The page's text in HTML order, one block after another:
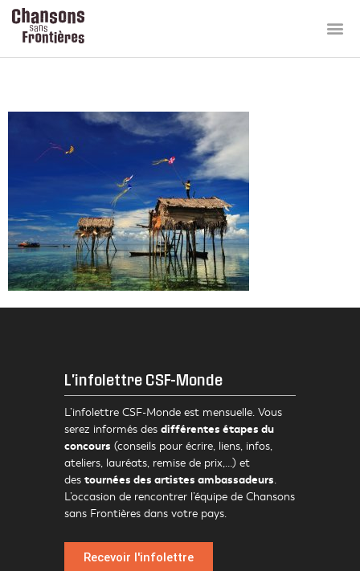
L'infolettre CSF-Monde
L’infolettre CSF-Monde est mensuelle. Vous
serez informés des différentes étapes du
concours (conseils pour écrire, liens, infos,
ateliers, lauréats, remise de prix,…) et
des tournées des artistes ambassadeurs.
L’occasion de rencontrer l’équipe de Chansons
sans Frontières dans votre pays.
Recevoir l'infolettre